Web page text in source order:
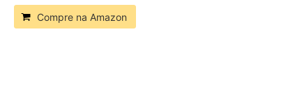
Compre na Amazon